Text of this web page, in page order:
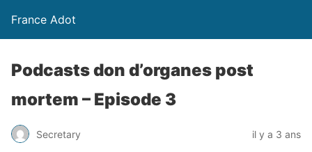
France Adot
Podcasts don d’organes post
mortem – Episode 3
Secretary il y a 3 ans